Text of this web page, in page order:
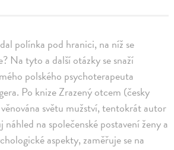
polínka pod hranici, na níž se
Na tyto a další otázky se snaží
polského psychoterapeuta
Po knize Zrazený otcem (česky
světu mužství, tentokrát autor
na společenské postavení ženy a
aspekty, zaměřuje se na